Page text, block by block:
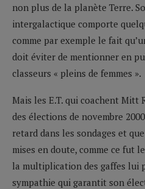
non plus de la planète Terre.
intergalactique comporte
comme par exemple le fait
doit éviter de mentionner en
classeurs « pleins de femmes ».
Mais les E.T. qui coachent
des élections de novembre
retard dans les sondages et
mises en doute, comme ce fut
la multiplication des gaffes lui
sympathie qui garantit son